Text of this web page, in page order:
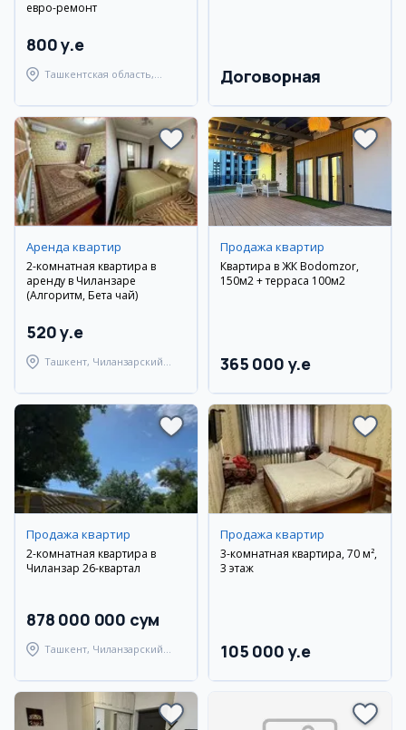
евро-ремонт
800 y.e
Ташкентская область,
Договорная
Аренда квартир
2-комнатная квартира в
аренду в Чиланзаре
(Алгоритм, Бета чай)
520 y.e
Ташкент, Чиланзарский
Продажа квартир
Квартира в ЖК Bodomzor,
150м2 + терраса 100м2
365 000 y.e
Продажа квартир
2-комнатная квартира в
Чиланзар 26-квартал
878 000 000 сум
Ташкент, Чиланзарский
Продажа квартир
3-комнатная квартира, 70 м²,
3 этаж
105 000 y.e